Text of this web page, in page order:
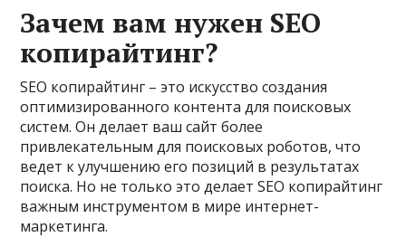
Зачем вам нужен SEO
копирайтинг?
SEO копирайтинг – это искусство создания
оптимизированного контента для поисковых
систем. Он делает ваш сайт более
привлекательным для поисковых роботов, что
ведет к улучшению его позиций в результатах
поиска. Но не только это делает SEO копирайтинг
важным инструментом в мире интернет-
маркетинга.